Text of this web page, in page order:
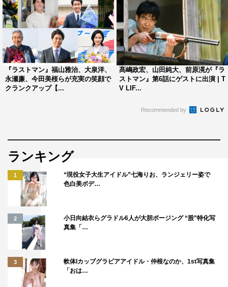
『ラストマン』福山雅治、大泉洋、
永瀬廉、今田美桜らが充実の笑顔で
クランクアップ【...
髙嶋政宏、山田純大、前原滉が『ラ
ストマン』第6話にゲストに出演 | T
V LIF...
Recommended by
ランキング
1
“現役女子大生アイドル”七海りお、ランジェリー姿で
色白美ボデ…
2
小日向結衣らグラドル6人が大胆ポージング “股”特化写
真集「…
3
軟体Iカップグラビアアイドル・仲根なのか、1st写真集
「おは…